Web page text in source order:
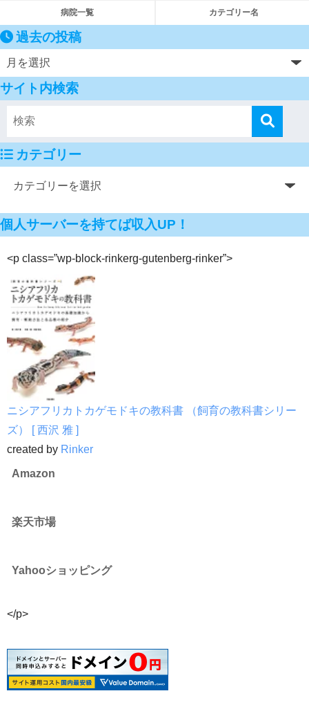
病院一覧 カテゴリー名
過去の投稿
サイト内検索
カテゴリー
個人サーバーを持てば収入UP！
<p class=”wp-block-rinkerg-gutenberg-rinker”>
ニシアフリカトカゲモドキの教科書 （飼育の教科書シリー
ズ） [ 西沢 雅 ]
created by Rinker
Amazon
楽天市場
Yahooショッピング
</p>